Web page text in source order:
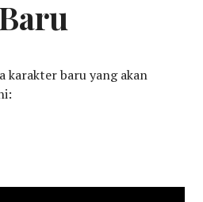
karakter baru yang akan